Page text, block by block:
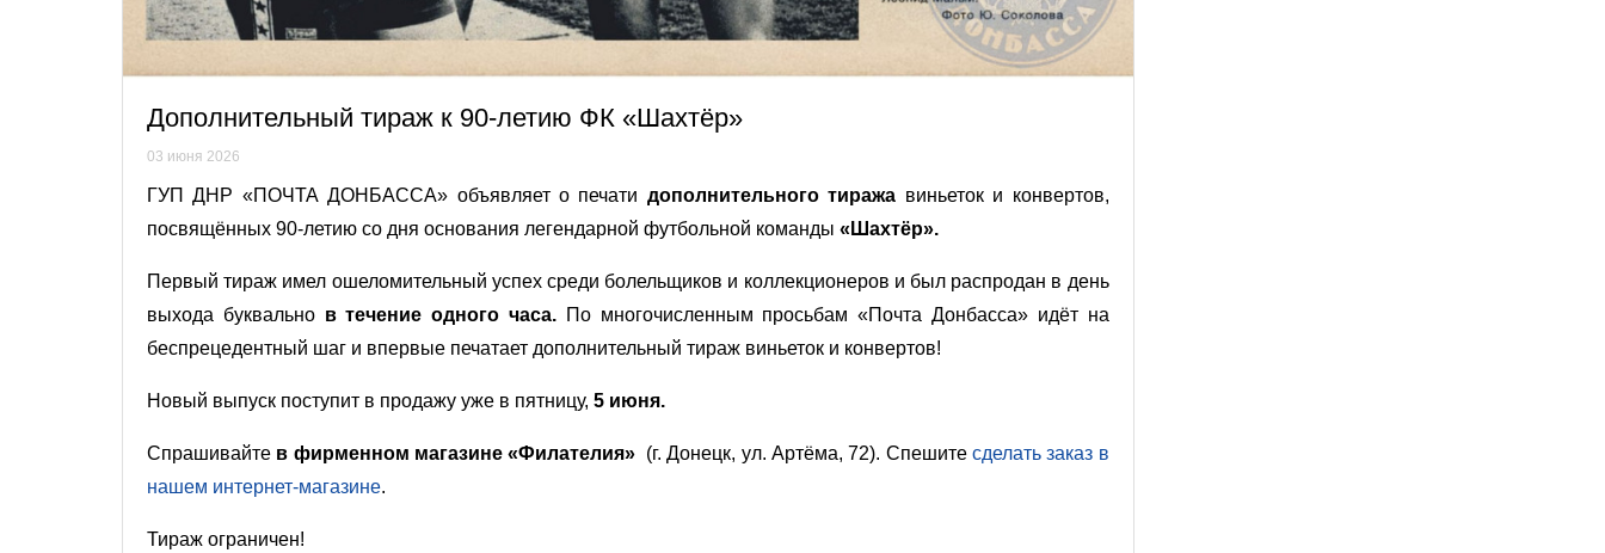
Дополнительный тираж к 90-летию ФК «Шахтёр»
03 июня 2026
ГУП ДНР «ПОЧТА ДОНБАССА» объявляет о печати дополнительного тиража виньеток и конвертов,
посвящённых 90-летию со дня основания легендарной футбольной команды «Шахтёр».
Первый тираж имел ошеломительный успех среди болельщиков и коллекционеров и был распродан в день
выхода буквально в течение одного часа. По многочисленным просьбам «Почта Донбасса» идёт на
беспрецедентный шаг и впервые печатает дополнительный тираж виньеток и конвертов!
Новый выпуск поступит в продажу уже в пятницу, 5 июня.
Спрашивайте в фирменном магазине «Филателия» (г. Донецк, ул. Артёма, 72). Спешите сделать заказ в
нашем интернет-магазине.
Тираж ограничен!